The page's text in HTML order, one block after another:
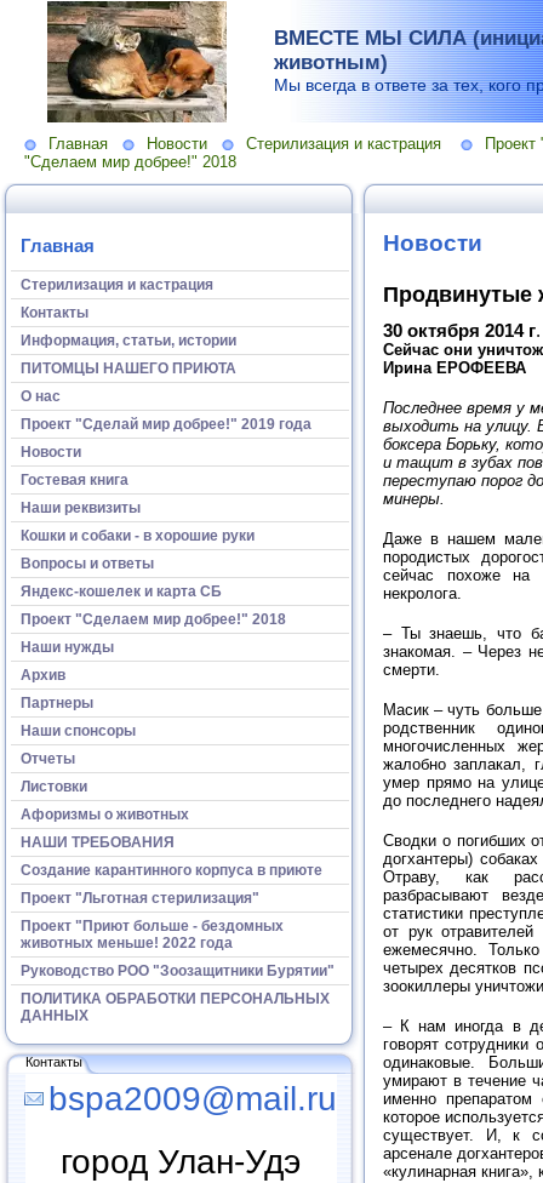
ВМЕСТЕ МЫ СИЛА
животным)
Мы всегда в ответе за тех, кого
Главная Новости Стерилизация и кастрация
"Сделаем мир добрее!" 2018
Главная
Стерилизация и кастрация
Контакты
Информация, статьи, истории
ПИТОМЦЫ НАШЕГО ПРИЮТА
О нас
Проект "Сделай мир добрее!" 2019 года
Новости
Гостевая книга
Наши реквизиты
Кошки и собаки - в хорошие руки
Вопросы и ответы
Яндекс-кошелек и карта СБ
Проект "Сделаем мир добрее!" 2018
Наши нужды
Архив
Партнеры
Наши спонсоры
Отчеты
Листовки
Афоризмы о животных
НАШИ ТРЕБОВАНИЯ
Создание карантинного корпуса в приюте
Проект "Льготная стерилизация"
Проект "Приют больше - бездомных
животных меньше! 2022 года
Руководство РОО "Зоозащитники Бурятии"
ПОЛИТИКА ОБРАБОТКИ ПЕРСОНАЛЬНЫХ
ДАННЫХ
Контакты
bspa2009@mail.ru
город Улан-Удэ
Новости
Продвинутые
30 октября 2014 г.
Сейчас они
Ирина ЕРОФЕЕВА
Последнее время у
выходить на улицу.
боксера Борьку,
и тащит в зубах
переступаю порог
минеры.
Даже в нашем
породистых
сейчас похоже на
некролога.
– Ты знаешь, что
знакомая. – Через
смерти.
Масик – чуть
родственник
многочисленных
жалобно заплакал,
умер прямо на
до последнего
Сводки о погибших
догхантеры)
Отраву, как
разбрасывают
статистики
от рук
ежемесячно.
четырех десятков
зоокиллеры
– К нам иногда в
говорят
одинаковые.
умирают в течение
именно препаратом
которое
существует. И, к
арсенале
«кулинарная